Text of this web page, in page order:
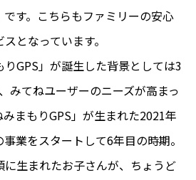
す。こちらもファミリーの安心
となっています。
GPS」が誕生した背景としては3
みてねユーザーのニーズが高まっ
まもりGPS」が生まれた2021年
業をスタートして6年目の時期。
生まれたお子さんが、ちょうど